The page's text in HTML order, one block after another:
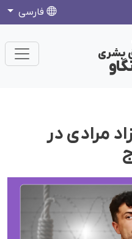
فارسی
بشری
مرادی در